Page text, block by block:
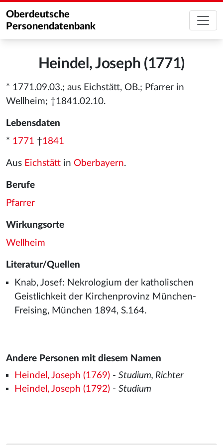
Oberdeutsche
Personendatenbank
Heindel, Joseph (1771)
* 1771.09.03.; aus Eichstätt, OB.; Pfarrer in
Wellheim; †1841.02.10.
Lebensdaten
* 1771 †1841
Aus Eichstätt in Oberbayern.
Berufe
Pfarrer
Wirkungsorte
Wellheim
Literatur/Quellen
Knab, Josef: Nekrologium der katholischen
Geistlichkeit der Kirchenprovinz München-
Freising, München 1894, S.164.
Andere Personen mit diesem Namen
Heindel, Joseph (1769)- Studium, Richter
Heindel, Joseph (1792)- Studium